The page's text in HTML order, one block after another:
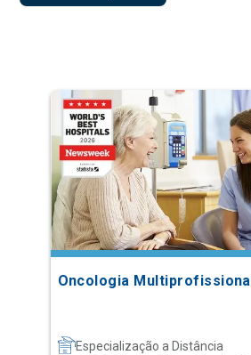
Oncologia Multiprofissional
Especialização a Distância